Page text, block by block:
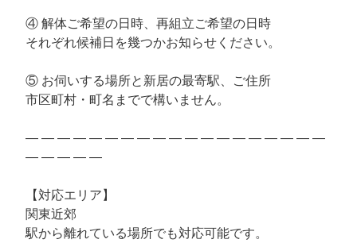
④ 解体ご希望の日時、再組立ご希望の日時
それぞれ候補日を幾つかお知らせください。
⑤ お伺いする場所と新居の最寄駅、ご住所
市区町村・町名までで構いません。
— — — — — — — — — — — — — — — — — — —
— — — — —
【対応エリア】
関東近郊
駅から離れている場所でも対応可能です。